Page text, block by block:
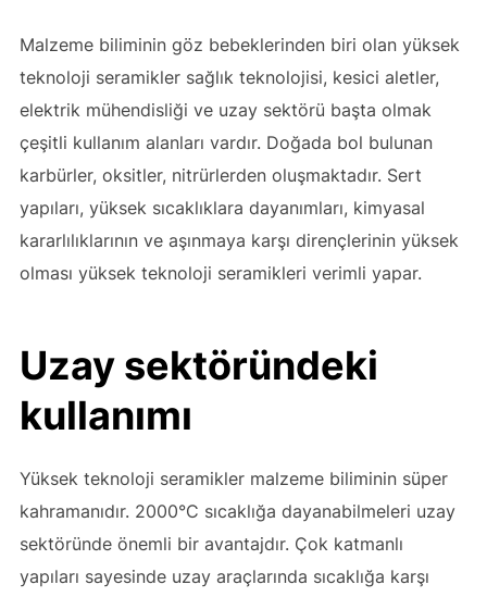
Malzeme biliminin göz bebeklerinden biri olan yüksek
teknoloji seramikler sağlık teknolojisi, kesici aletler,
elektrik mühendisliği ve uzay sektörü başta olmak
çeşitli kullanım alanları vardır. Doğada bol bulunan
karbürler, oksitler, nitrürlerden oluşmaktadır. Sert
yapıları, yüksek sıcaklıklara dayanımları, kimyasal
kararlılıklarının ve aşınmaya karşı dirençlerinin yüksek
olması yüksek teknoloji seramikleri verimli yapar.
Uzay sektöründeki
kullanımı
Yüksek teknoloji seramikler malzeme biliminin süper
kahramanıdır. 2000°C sıcaklığa dayanabilmeleri uzay
sektöründe önemli bir avantajdır. Çok katmanlı
yapıları sayesinde uzay araçlarında sıcaklığa karşı